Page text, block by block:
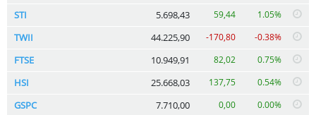
STI 5.698,43 59,44 1.05%
TWII 44.225,90 -170,80 -0.38%
FTSE 10.949,91 82,02 0.75%
HSI 25.668,03 137,75 0.54%
GSPC 7.710,00 0,00 0.00%